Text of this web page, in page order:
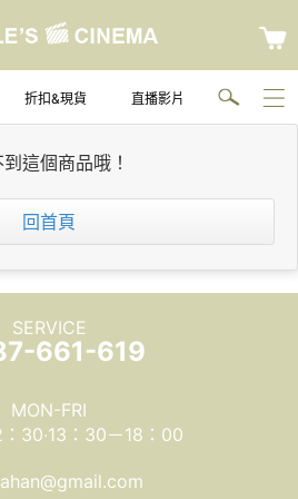
折扣&現貨 直播影片
這個商品哦！
回首頁
SERVICE
661-619
MON-FRI
30‧13：30－18：00